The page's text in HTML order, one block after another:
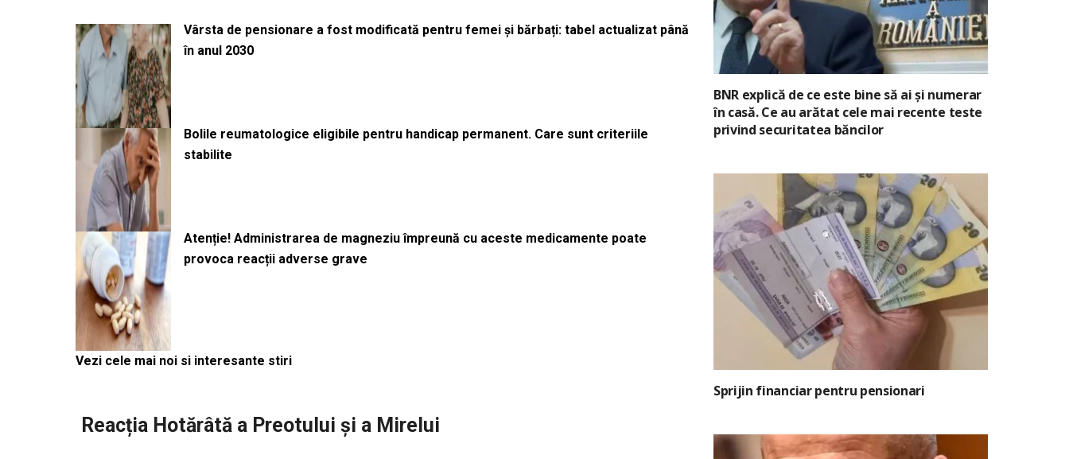
Vârsta de pensionare a fost modificată pentru femei și bărbați: tabel actualizat până
în anul 2030
Bolile reumatologice eligibile pentru handicap permanent. Care sunt criteriile
stabilite
Atenție! Administrarea de magneziu împreună cu aceste medicamente poate
provoca reacții adverse grave
Vezi cele mai noi si interesante stiri
Reacția Hotărâtă a Preotului și a Mirelui
BNR explică de ce este bine să ai și numerar
în casă. Ce au arătat cele mai recente teste
privind securitatea băncilor
Sprijin financiar pentru pensionari